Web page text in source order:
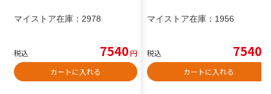
マイストア在庫： 2978
税込 7540円
カートに入れる
マイストア在庫： 1956
税込 7540
カートに入れる